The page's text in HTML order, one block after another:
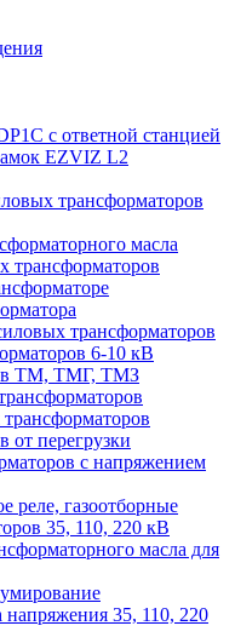
с ответной станцией
EZVIZ L2
трансформаторов
масла
трансформаторов
трансформаторов
6-10 кВ
ТМ, ТМГ, ТМЗ
от перегрузки
с напряжением
реле, газоотборные
35, 110, 220 кВ
масла для
напряжения 35, 110, 220